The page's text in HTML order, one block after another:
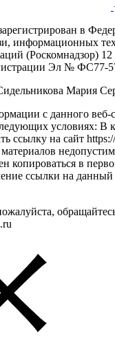
в
информационных
(Роскомнадзор) 12
Эл № ФС77-
Мария
с данного веб-
условиях: В
ссылку на сайт
копироваться в
ссылки на данный